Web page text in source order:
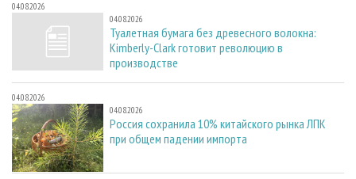
04.08.2026
04.08.2026
Туалетная бумага без древесного волокна:
Kimberly-Clark готовит революцию в
производстве
04.08.2026
04.08.2026
Россия сохранила 10% китайского рынка ЛПК
при общем падении импорта